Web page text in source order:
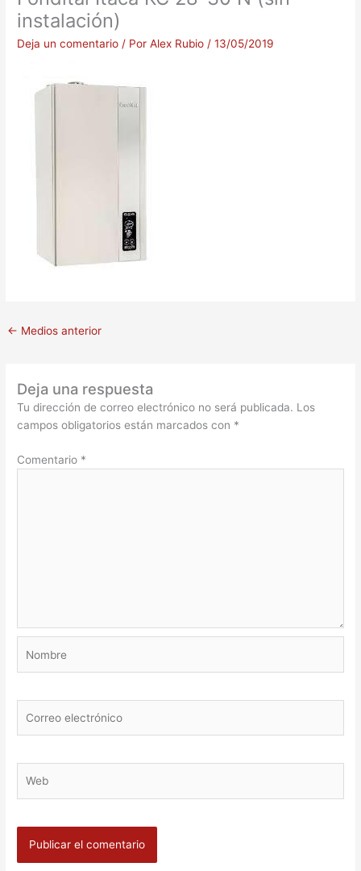
instalación)
Deja un comentario / PorAlex Rubio /13/05/2019
← Medios anterior
Deja una respuesta
Tu dirección de correo electrónico no será publicada. Los
campos obligatorios están marcados con *
Comentario *
electrónico